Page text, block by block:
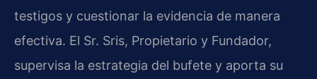
testigos y cuestionar la evidencia de manera
efectiva. El Sr. Sris, Propietario y Fundador,
supervisa la estrategia del bufete y aporta su